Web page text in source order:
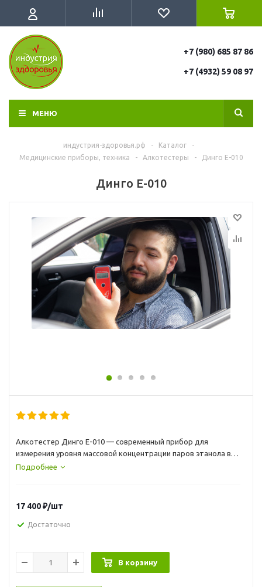
+7 (980) 685 87 86
+7 (4932) 59 08 97
МЕНЮ
индустрия-здоровья.рф - Каталог
-
Медицинские приборы, техника
- Алкотестеры - Динго Е-010
Динго Е-010
Алкотестер Динго Е-010 — современный прибор для
измерения уровня массовой концентрации паров этанола в
выдыхаемом воздухе оснащен сверхчувствительным
богатым функционалом, характерным для
профессиональных алкотестеров. Динго Е010 оснащен
Подробнее
17 400₽/шт
Достаточно
В корзину